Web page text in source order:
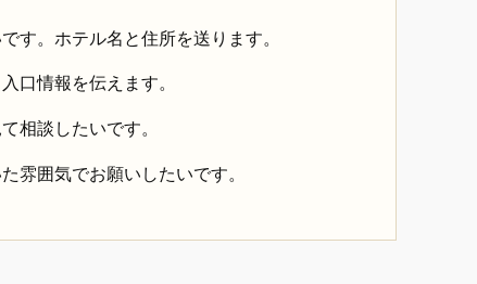
す。ホテル名と住所を送ります。
口情報を伝えます。
相談したいです。
雰囲気でお願いしたいです。